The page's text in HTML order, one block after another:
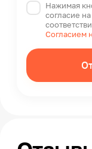
Нажимая
согласие
Согласием